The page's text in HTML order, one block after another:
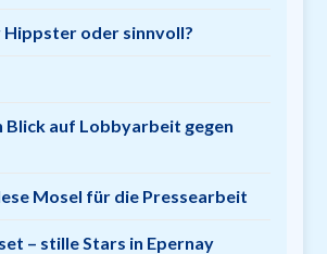
Hippster oder sinnvoll?
Blick auf Lobbyarbeit gegen
Mosel für die Pressearbeit
– stille Stars in Epernay